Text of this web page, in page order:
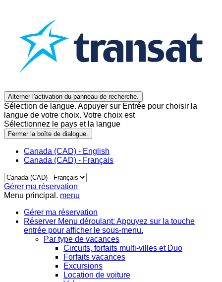
Alterner l'activation du panneau de recherche.
Sélection de langue. Appuyer sur Entrée pour choisir la
langue de votre choix. Votre choix est
Sélectionnez le pays et la langue
Fermer la boîte de dialogue.
Canada (CAD) - English
Canada (CAD) - Français
Gérer ma réservation
Menu principal. menu
Gérer ma réservation
Réserver Menu déroulant: Appuyez sur la touche
entrée pour afficher le sous-menu.
Par type de vacances
Circuits, forfaits multi-villes et Duo
Forfaits vacances
Excursions
Location de voiture